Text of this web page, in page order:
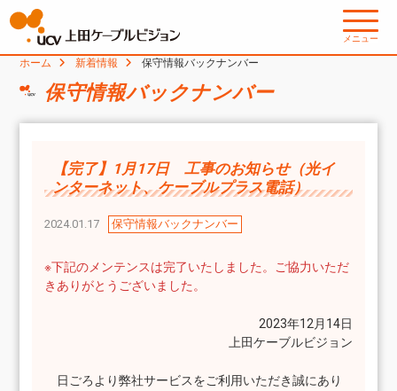
メニュー
ホーム 新着情報 保守情報バックナンバー
保守情報バックナンバー
【完了】1月17日 工事のお知らせ（光イ
ンターネット、ケーブルプラス電話）
2024.01.17 保守情報バックナンバー
※下記のメンテンスは完了いたしました。ご協力いただ
きありがとうございました。
2023年12月14日
上田ケーブルビジョン
日ごろより弊社サービスをご利用いただき誠にあり